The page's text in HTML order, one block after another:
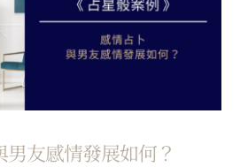
男友感情發展如何？